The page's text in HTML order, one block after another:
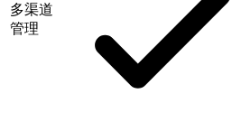
多渠道
管理